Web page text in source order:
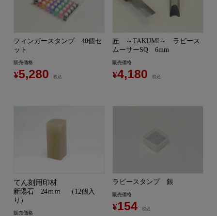
フィンガースタンプ 40個セ
ット
販売価格
¥5,280 税込
匠 ～TAKUMI～ ラビース
ムーサーSQ 6mm
販売価格
¥4,180 税込
てん刻用印材
新陽石 24ｍｍ （12個入
り）
販売価格
ラビースタンプ 銀
販売価格
¥154 税込